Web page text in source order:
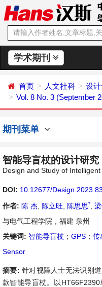
学术期刊
首页 人文社科
设
Vol. 8 No. 3 (September
期刊菜单
智能导盲杖的设计研究
Design and Study of
DOI: 10.12677/
作者: 陈 杰 陈立旺 陈思思*
与电气工程学院，福建 泉州
关键词: 智能导盲杖 ； GPS ； 传
Sensor
摘要: 针对视障人士无法识别
款智能导盲杖。以